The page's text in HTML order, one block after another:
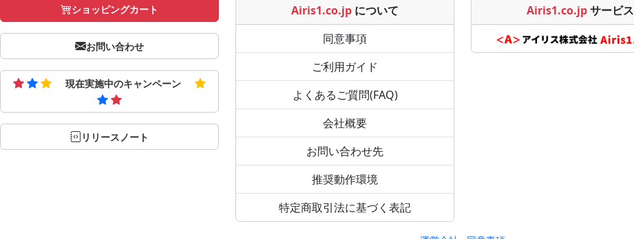
ショッピングカート
お問い合わせ
現在実施中のキャンペーン
リリースノート
Airis1.co.jp について
同意事項
ご利用ガイド
よくあるご質問(FAQ)
会社概要
お問い合わせ先
推奨動作環境
特定商取引法に基づく表記
Airis1.co.jpサービス